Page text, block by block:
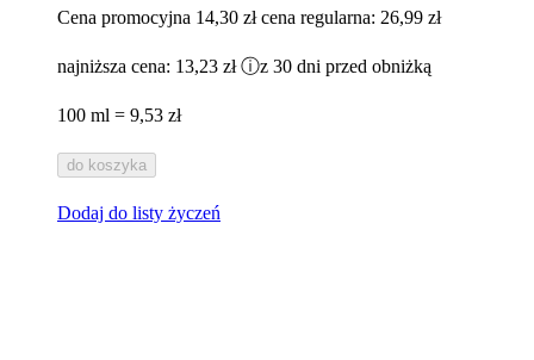
Cena promocyjna 14,30 zł cena regularna: 26,99 zł
najniższa cena: 13,23 zł ⓘz 30 dni przed obniżką
100 ml = 9,53 zł
do koszyka
Dodaj do listy życzeń